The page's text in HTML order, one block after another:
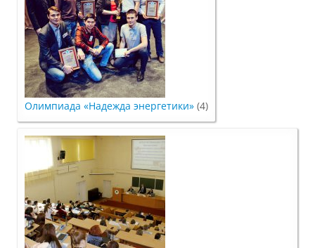
Безопасность
Противодействие коррупции
Противодействие терроризму
Предотвращение кризисных ситуаций
Ответственность за разжигание
межнациональной розни
Олимпиада «Надежда энергетики» (4)